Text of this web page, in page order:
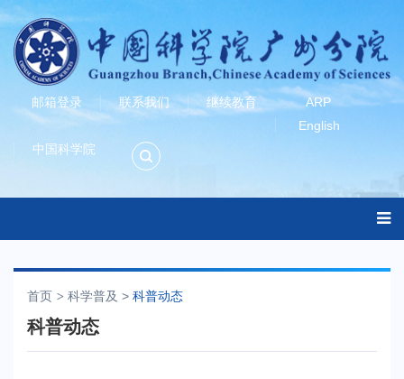
邮箱登录 联系我们 继续教育
ARP
English
中国科学院
首页 科学普及 > 科普动态
科普动态